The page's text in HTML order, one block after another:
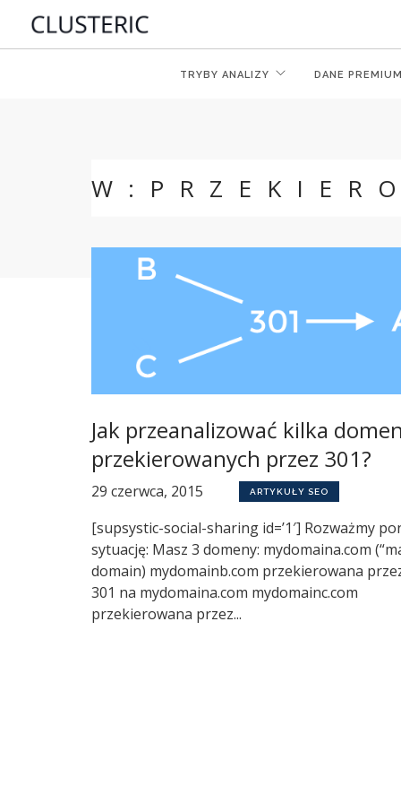
TRYBY ANALIZY DANE PREMIUM
Jak przeanalizować kilka domen
przekierowanych przez 301?
29 czerwca, 2015 ARTYKUŁY SEO
[supsystic-social-sharing id=’1′] Rozważmy
sytuację: Masz 3 domeny: mydomaina.com
domain) mydomainb.com przekierowana
301 na mydomaina.com mydomainc.com
przekierowana przez...